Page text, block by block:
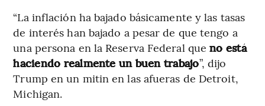
“La inflación ha bajado básicamente y las tasas
de interés han bajado a pesar de que tengo a
una persona en la Reserva Federal queno está
haciendo realmente un buen trabajo”, dijo
Trump en un mitin en las afueras de Detroit,
Michigan.